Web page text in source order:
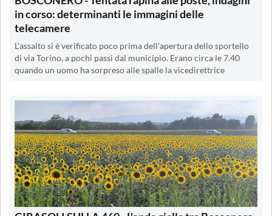
in corso: determinanti le immagini delle
telecamere
L'assalto si è verificato poco prima dell'apertura dello sportello
di via Torino, a pochi passi dal municipio. Erano circa le 7.40
quando un uomo ha sorpreso alle spalle la vicedirettrice